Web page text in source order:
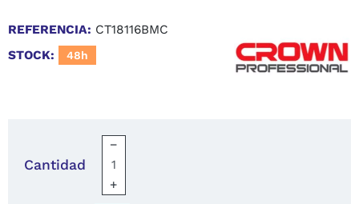
REFERENCIA: CT18116BMC
STOCK:
48h
Cantidad
−
+